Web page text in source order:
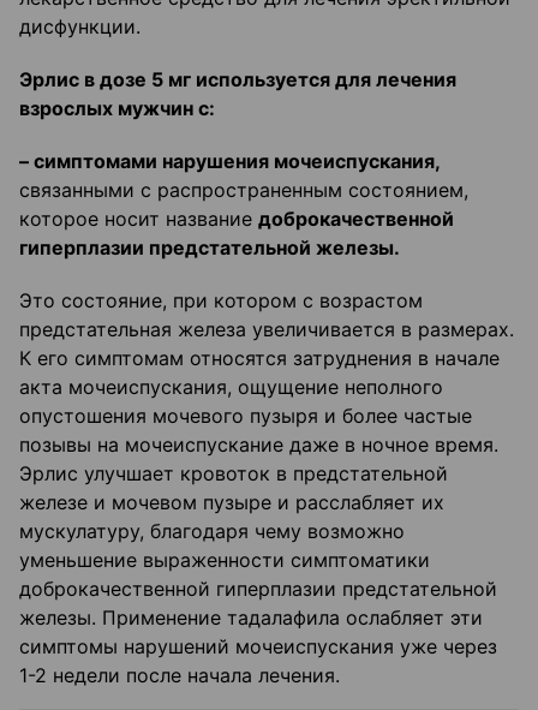
дисфункции.
Эрлис в дозе 5 мг используется для лечения
взрослых мужчин с:
– симптомами нарушения мочеиспускания,
связанными с распространенным состоянием,
которое носит название доброкачественной
гиперплазии предстательной железы.
Это состояние, при котором с возрастом
предстательная железа увеличивается в размерах.
К его симптомам относятся затруднения в начале
акта мочеиспускания, ощущение неполного
опустошения мочевого пузыря и более частые
позывы на мочеиспускание даже в ночное время.
Эрлис улучшает кровоток в предстательной
железе и мочевом пузыре и расслабляет их
мускулатуру, благодаря чему возможно
уменьшение выраженности симптоматики
доброкачественной гиперплазии предстательной
железы. Применение тадалафила ослабляет эти
симптомы нарушений мочеиспускания уже через
1-2 недели после начала лечения.